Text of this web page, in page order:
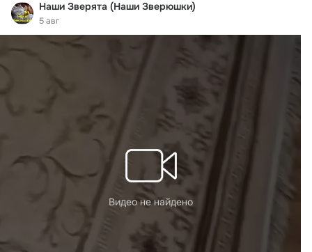
Наши Зверята (Наши Зверюшки)
5 авг
Видео не найдено